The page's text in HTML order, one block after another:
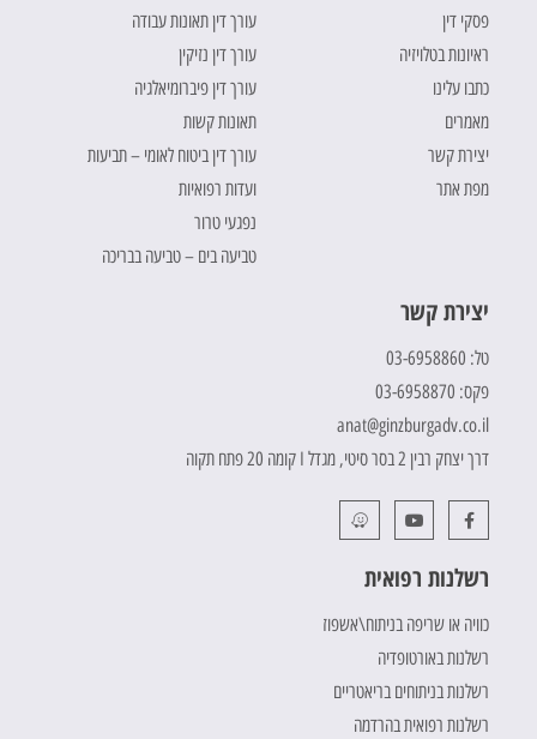
פסקי דין
ראיונות בטלויזיה
כתבו עלינו
מאמרים
יצירת קשר
מפת אתר
עורך דין תאונות עבודה
עורך דין נזיקין
עורך דין פיברומיאלגיה
תאונות קשות
עורך דין ביטוח לאומי – תביעות
ועדות רפואיות
נפגעי טרור
טביעה בים – טביעה בבריכה
יצירת קשר
טל: 03-6958860
פקס: 03-6958870
anat@ginzburgadv.co.il
דרך יצחק רבין 2 בסר סיטי, מגדל I קומה 20 פתח תקוה
רשלנות רפואית
כוויה או שריפה בניתוח\אשפוז
רשלנות באורטופדיה
רשלנות בניתוחים בריאטריים
רשלנות רפואית בהרדמה